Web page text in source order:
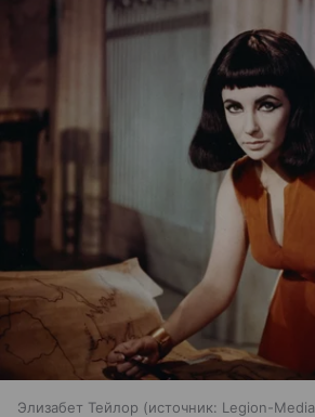
Элизабет Тейлор источник: Legion-Media